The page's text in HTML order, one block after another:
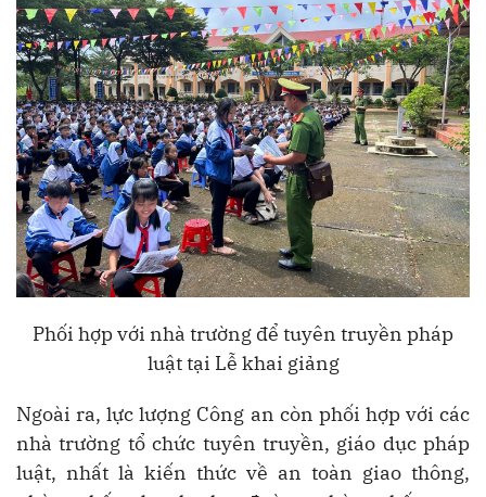
Phối hợp với nhà trường để tuyên truyền pháp
luật tại Lễ khai giảng
Ngoài ra, lực lượng Công an còn phối hợp với các
nhà trường tổ chức tuyên truyền, giáo dục pháp
luật, nhất là kiến thức về an toàn giao thông,